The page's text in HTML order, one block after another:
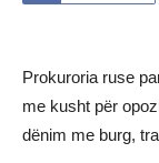
Prokuroria ruse
me kusht për
dënim me burg,